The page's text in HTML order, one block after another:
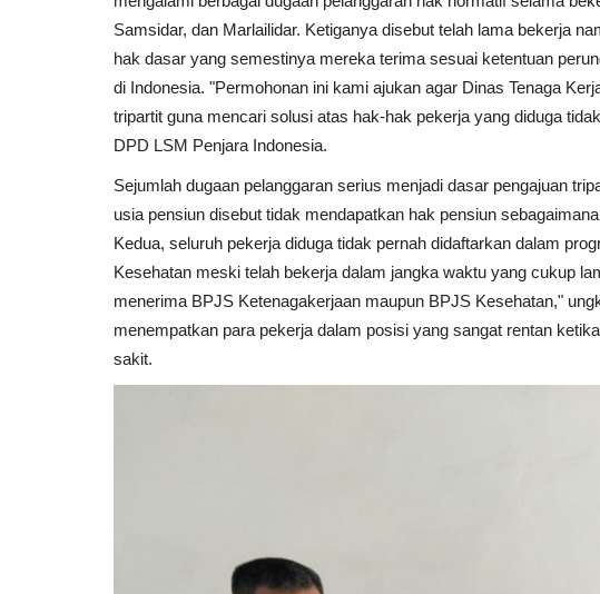
Samsidar, dan Marlailidar. Ketiganya disebut telah lama bekerja
hak dasar yang semestinya mereka terima sesuai ketentuan
di Indonesia. "Permohonan ini kami ajukan agar Dinas Tenaga
tripartit guna mencari solusi atas hak-hak pekerja yang diduga
DPD LSM Penjara Indonesia.
Sejumlah dugaan pelanggaran serius menjadi dasar pengajuan
usia pensiun disebut tidak mendapatkan hak pensiun
Kedua, seluruh pekerja diduga tidak pernah didaftarkan dalam
Kesehatan meski telah bekerja dalam jangka waktu yang cukup
menerima BPJS Ketenagakerjaan maupun BPJS Kesehatan,"
menempatkan para pekerja dalam posisi yang sangat rentan
sakit.